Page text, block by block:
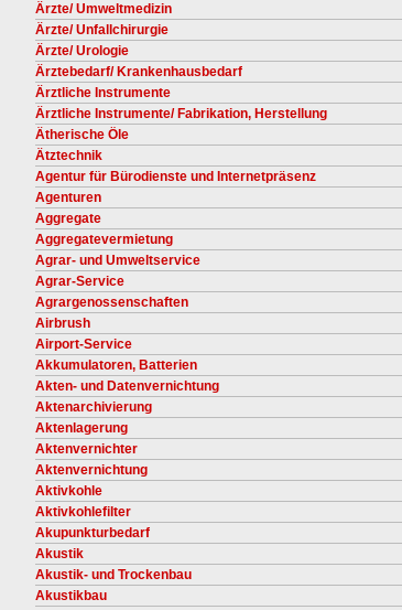
Ärzte/ Umweltmedizin
Ärzte/ Unfallchirurgie
Ärzte/ Urologie
Ärztebedarf/ Krankenhausbedarf
Ärztliche Instrumente
Ärztliche Instrumente/ Fabrikation, Herstellung
Ätherische Öle
Ätztechnik
Agentur für Bürodienste und Internetpräsenz
Agenturen
Aggregate
Aggregatevermietung
Agrar- und Umweltservice
Agrar-Service
Agrargenossenschaften
Airbrush
Airport-Service
Akkumulatoren, Batterien
Akten- und Datenvernichtung
Aktenarchivierung
Aktenlagerung
Aktenvernichter
Aktenvernichtung
Aktivkohle
Aktivkohlefilter
Akupunkturbedarf
Akustik
Akustik- und Trockenbau
Akustikbau